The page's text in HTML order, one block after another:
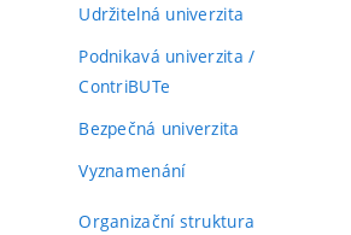
Udržitelná univerzita
Podnikavá univerzita /
ContriBUTe
Bezpečná univerzita
Vyznamenání
Organizační struktura